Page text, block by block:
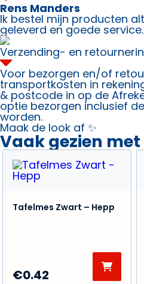
Rens Manders
Ik bestel mijn producten
geleverd en goede service.
Verzending- en
Voor bezorgen en/of
transportkosten in
& postcode in op de
optie bezorgen inclusief
worden.
Maak de look af ✨
Vaak gezien met
Tafelmes Zwart – Hepp
€0.42